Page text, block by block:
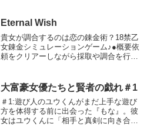
す。）
プリントしました、男の娘アヘパン（ハ
ンティア（新生ロリショタ）の作品を1つ
お買い上げ毎に1回お申込みができます。
申し込み詳細は作品内のテキストファイ
FANZAでは対応、責任を一切負いませ
ん。・各種問い合わせはサークル宛
（shinseifrontier@gmail.com）にお願い
します。・10円キャンペーン中の作品は
対象外になります。奇妙な実を食べて発
Eternal Wish
貴女が調合するのは恋の錬金術？18禁乙
女錬金シミュレーションゲーム♪●概要依
頼をクリアーしながら採取や調合を行っ
さまや助手さん相手に、三角関係・甘々
純愛なんでもあり！？●ストーリー人付き
合いが苦手で、錬金術に没頭するあまり
周りからちょっと浮いた存在だったイー
リス。そんな彼女の元に、お城から使い
大富豪女優たちと賢者の戯れ＃1
＃1:遊び人のユウくんがまだ上手な遊び
方を体得する前に出会った『もな』。彼
女はユウくんに「相手と真剣に向き合